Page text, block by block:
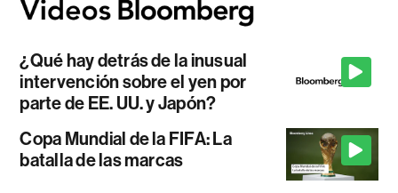
¿Qué hay detrás de la inusual
intervención sobre el yen por
parte de EE. UU. y Japón?
Copa Mundial de la FIFA: La
batalla de las marcas